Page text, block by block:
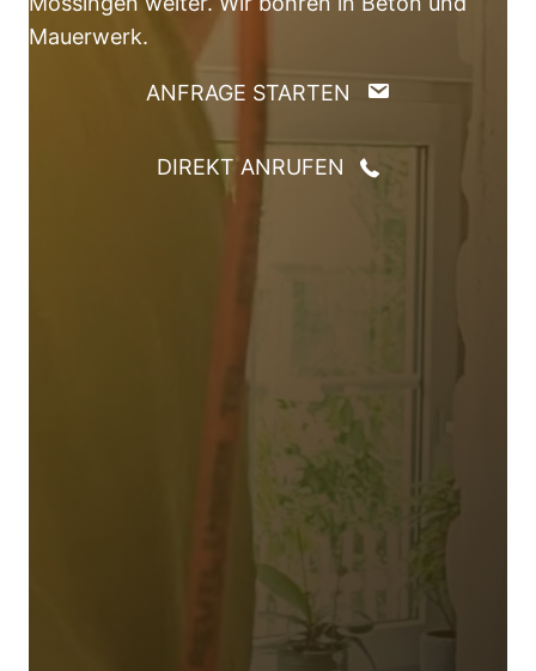
Mauerwerk.
ANFRAGE STARTEN
DIREKT ANRUFEN